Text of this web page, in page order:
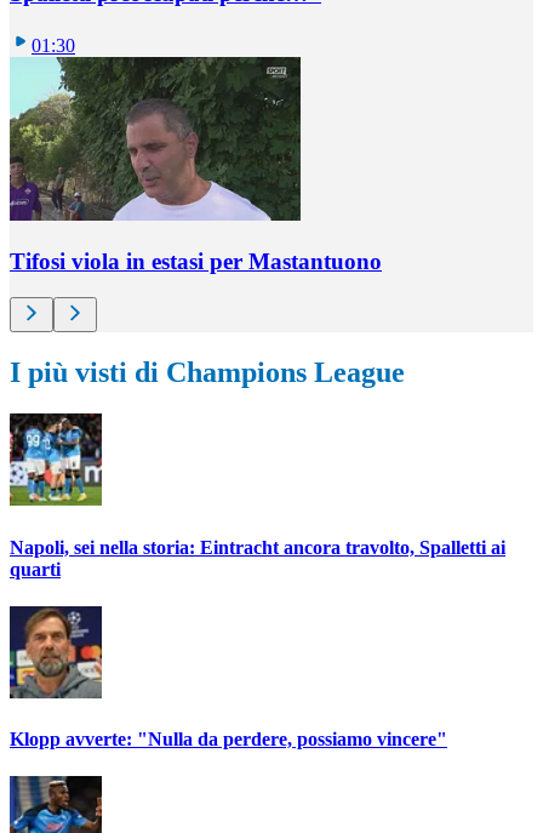
01:30
Tifosi viola in estasi per Mastantuono
I più visti di Champions League
Napoli, sei nella storia: Eintracht ancora travolto, Spalletti ai
quarti
Klopp avverte: "Nulla da perdere, possiamo vincere"